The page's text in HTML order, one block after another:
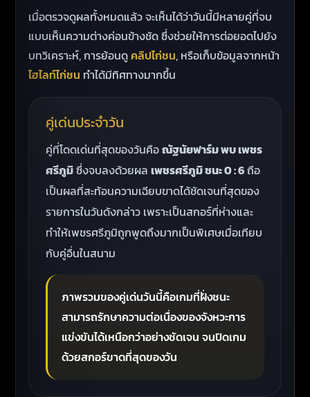
เมื่อตรวจดูผลทั้งหมดแล้ว จะเห็นได้ว่าวันนี้มีหลายคู่ที่จบ
แบบเห็นความต่างค่อนข้างชัด ซึ่งช่วยให้การต่อยอดไปยัง
บทวิเคราะห์, การย้อนดู คลิปไก่ชน, หรือเก็บข้อมูลจากหน้า
ไฮไลท์ไก่ชน ทำได้มีทิศทางมากขึ้น
คู่เด่นประจำวัน
คู่ที่โดดเด่นที่สุดของวันคือณัฐนัยฟาร์ม พบ เพชร
ศรีภูมิซึ่งจบลงด้วยผล เพชรศรีภูมิ ชนะ 0 : 6ถือ
เป็นผลที่สะท้อนความเฉียบขาดได้ชัดเจนที่สุดของ
รายการในวันดังกล่าว เพราะเป็นสกอร์ที่ห่างและ
ทำให้เพชรศรีภูมิถูกพูดถึงมากเป็นพิเศษเมื่อเทียบ
กับคู่อื่นในสนาม
ภาพรวมของคู่เด่นวันนี้คือเกมที่ฝั่งชนะ
สามารถรักษาความต่อเนื่องของจังหวะการ
แข่งขันได้เหนือกว่าอย่างชัดเจน จนปิดเกม
ด้วยสกอร์ขาดที่สุดของวัน